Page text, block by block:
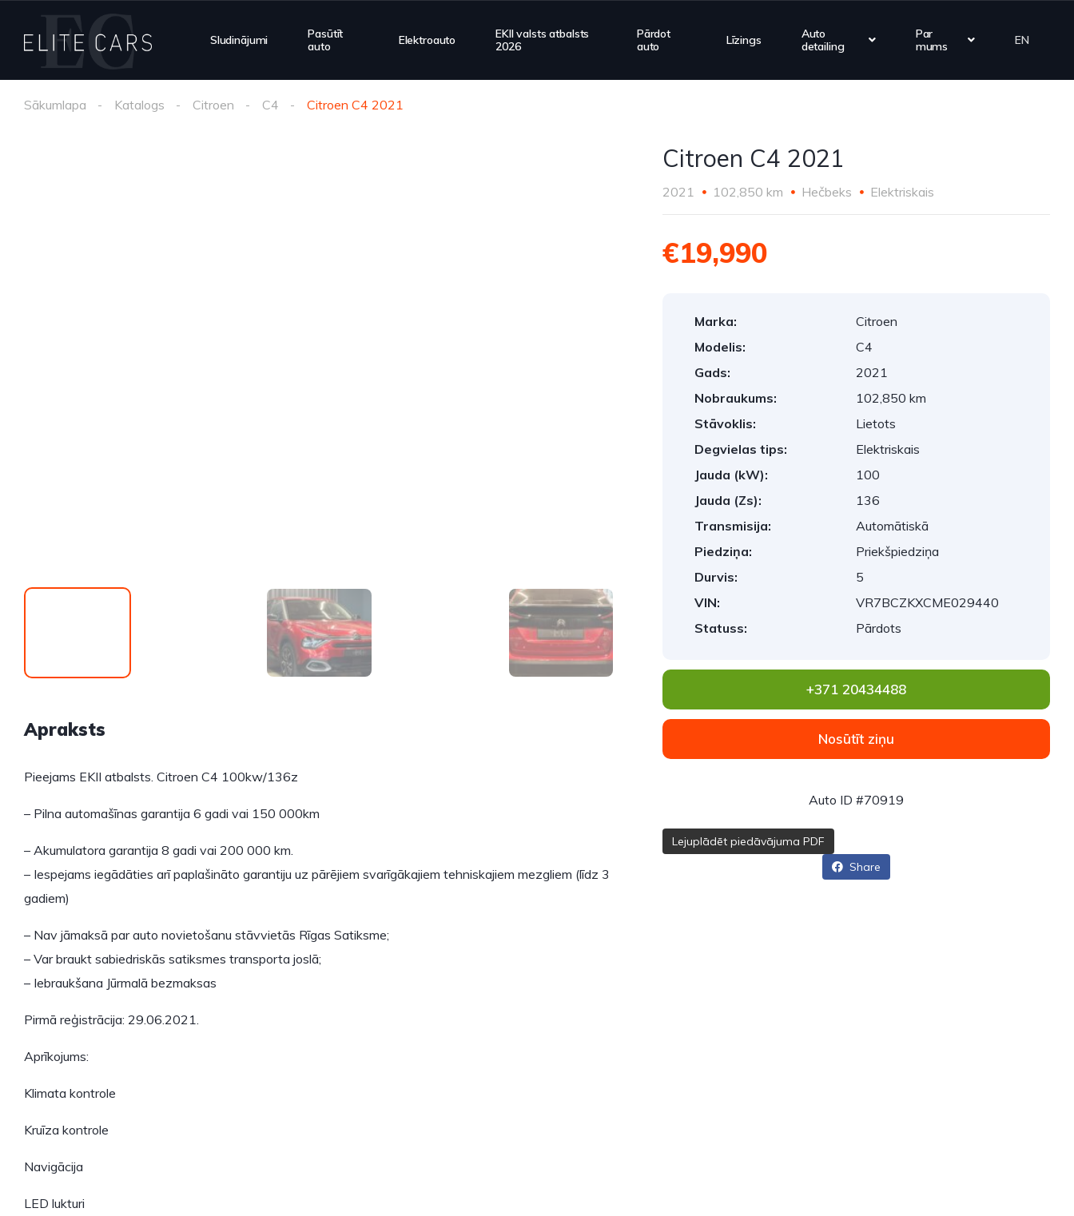
Sludinājumi
Pasūtīt
auto
Elektroauto
EKII valsts atbalsts
2026
Pārdot
auto
Līzings
Auto
detailing
Par
mums
EN
Sākumlapa Katalogs Citroen C4 Citroen C4 2021
Apraksts
Pieejams EKII atbalsts. Citroen C4 100kw/136z
– Pilna automašīnas garantija 6 gadi vai 150 000km
– Akumulatora garantija 8 gadi vai 200 000 km.
– Iespejams iegādāties arī paplašināto garantiju uz pārējiem svarīgākajiem tehniskajiem mezgliem (līdz 3
gadiem)
– Nav jāmaksā par auto novietošanu stāvvietās Rīgas Satiksme;
– Var braukt sabiedriskās satiksmes transporta joslā;
– Iebraukšana Jūrmalā bezmaksas
Pirmā reģistrācija: 29.06.2021.
Aprīkojums:
Klimata kontrole
Kruīza kontrole
Navigācija
LED lukturi
Citroen C4 2021
2021 102,850 km Hečbeks Elektriskais
€19,990
Marka:
Citroen
Modelis:
C4
Gads:
2021
Nobraukums:
102,850 km
Stāvoklis:
Lietots
Degvielas tips:
Elektriskais
Jauda (kW):
100
Jauda (Zs):
136
Transmisija:
Automātiskā
Piedziņa:
Priekšpiedziņa
Durvis:
5
VIN:
VR7BCZKXCME029440
Statuss:
Pārdots
+371 20434488
Nosūtīt ziņu
Auto ID #70919
Lejuplādēt piedāvājuma PDF
Share